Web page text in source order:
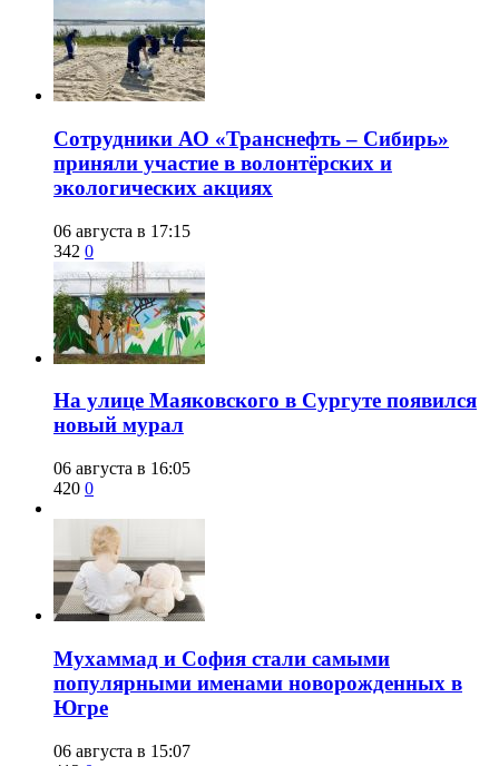
Сотрудники АО «Транснефть – Сибирь»
приняли участие в волонтёрских и
экологических акциях
06 августа в 17:15
342 0
​На улице Маяковского в Сургуте появился
новый мурал
06 августа в 16:05
420 0
​Мухаммад и София стали самыми
популярными именами новорожденных в
Югре
06 августа в 15:07